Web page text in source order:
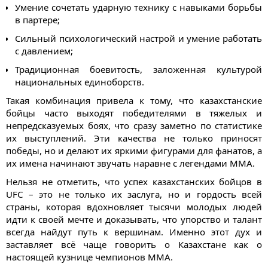
Умение сочетать ударную технику с навыками борьбы
в партере;
Сильный психологический настрой и умение работать
с давлением;
Традиционная боевитость, заложенная культурой
национальных единоборств.
Такая комбинация привела к тому, что казахстанские
бойцы часто выходят победителями в тяжелых и
непредсказуемых боях, что сразу заметно по статистике
их выступлений. Эти качества не только приносят
победы, но и делают их яркими фигурами для фанатов, а
их имена начинают звучать наравне с легендами ММА.
Нельзя не отметить, что успех казахстанских бойцов в
UFC – это не только их заслуга, но и гордость всей
страны, которая вдохновляет тысячи молодых людей
идти к своей мечте и доказывать, что упорство и талант
всегда найдут путь к вершинам. Именно этот дух и
заставляет всё чаще говорить о Казахстане как о
настоящей кузнице чемпионов ММА.